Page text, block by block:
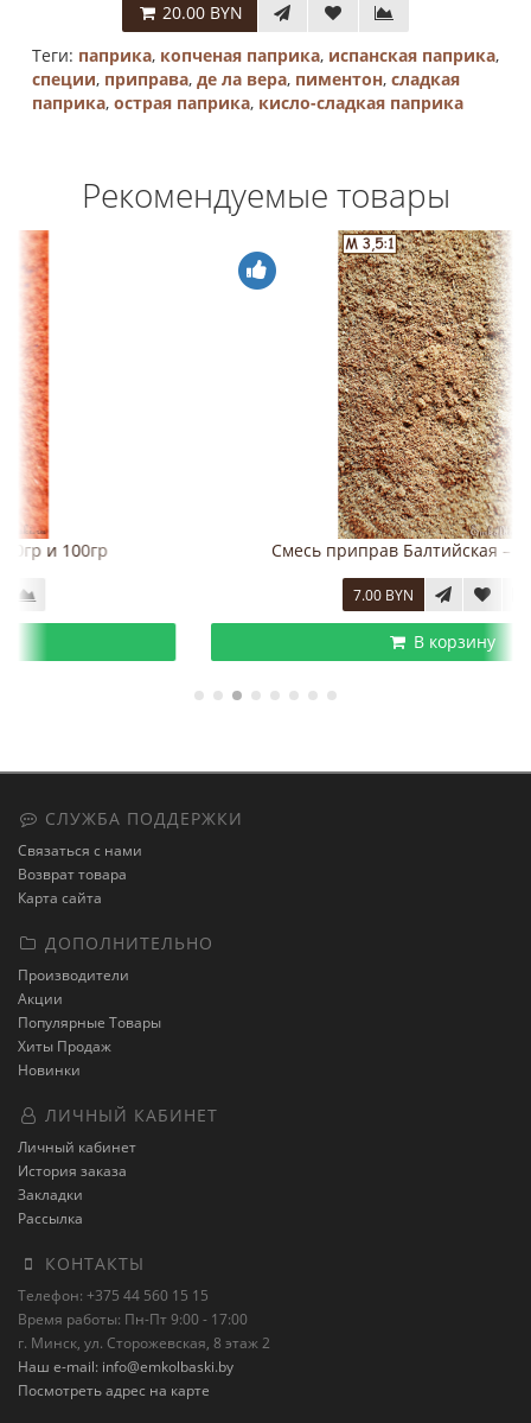
20.00 BYN
Теги: паприка, копченая паприка, испанская паприка,
специи, приправа, де ла вера, пиментон, сладкая
паприка, острая паприка, кисло-сладкая паприка
Рекомендуемые товары
Смесь приправ Балтийская – 50гр, 100гр.
СЛУЖБА ПОДДЕРЖКИ
Связаться с нами
Возврат товара
Карта сайта
ДОПОЛНИТЕЛЬНО
Производители
Акции
Популярные Товары
Хиты Продаж
Новинки
ЛИЧНЫЙ КАБИНЕТ
Личный кабинет
История заказа
Закладки
Рассылка
КОНТАКТЫ
Телефон: +375 44 560 15 15
Время работы: Пн-Пт 9:00 - 17:00
г. Минск, ул. Сторожевская, 8 этаж 2
Наш e-mail: info@emkolbaski.by
Посмотреть адрес на карте